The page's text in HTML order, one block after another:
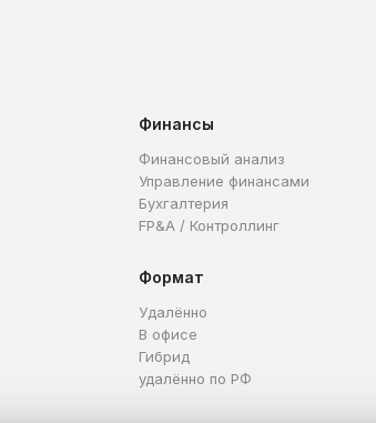
Финансы
Финансовый анализ
Управление финансами
Бухгалтерия
FP&A / Контроллинг
Формат
Удалённо
В офисе
Гибрид
удалённо по РФ